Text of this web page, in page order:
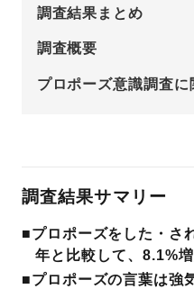
調査結果まとめ
調査概要
プロポーズ意識調査
調査結果サマリー
■プロポーズをした・さ
年と比較して、8.1%
■プロポーズの言葉は強
婚約指輪マッチング診
プロポーズプラン検
婚約指輪選び方ガイド
タイミング
プレゼント
場所
ニュース
婚
I-PRIMO公式